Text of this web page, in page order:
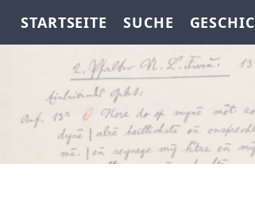
STARTSEITE SUCHE